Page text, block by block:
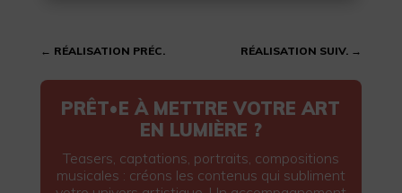
← RÉALISATION PRÉC. RÉALISATION SUIV. →
PRÊT•E À METTRE VOTRE ART
EN LUMIÈRE ?
Teasers, captations, portraits, compositions
musicales : créons les contenus qui subliment